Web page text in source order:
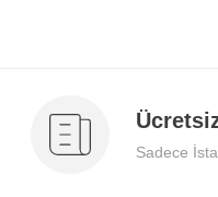
Sadece